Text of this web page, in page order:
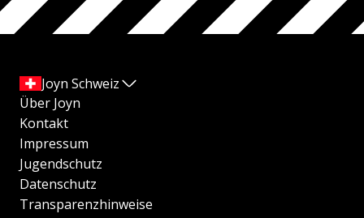
Joyn Schweiz
Über Joyn
Kontakt
Impressum
Jugendschutz
Datenschutz
Transparenzhinweise